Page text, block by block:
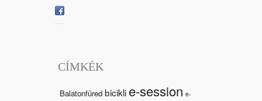
CÍMKÉK
Balatonfüred bicikli e-session e-